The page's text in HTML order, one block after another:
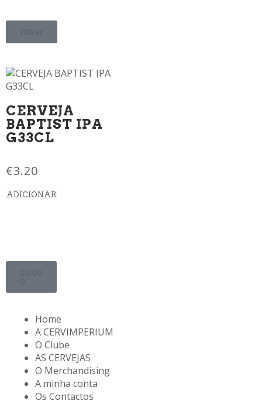
Filtrar
CERVEJA
BAPTIST IPA
G33CL
€3.20
ADICIONAR
€0.00
0
Home
A CERVIMPERIUM
O Clube
AS CERVEJAS
O Merchandising
A minha conta
Os Contactos